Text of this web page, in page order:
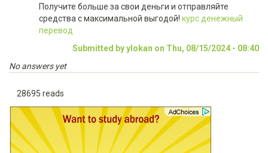
Получите больше за свои деньги и отправляйте
средства с максимальной выгодой! курс денежный
перевод
Submitted by ylokan on Thu, 08/15/2024 - 08:40
No answers yet
28695 reads